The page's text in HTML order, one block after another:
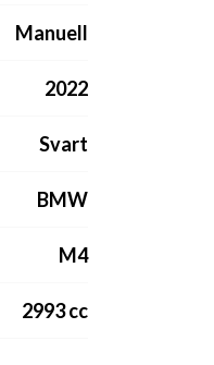
Manuell
2022
Svart
BMW
M4
2993 cc